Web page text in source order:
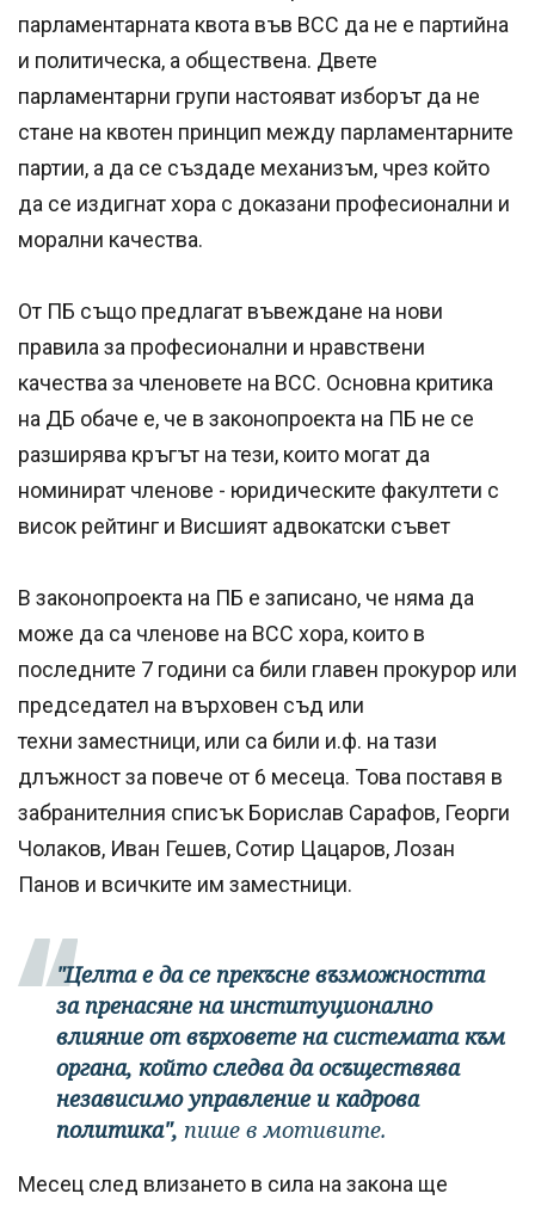
парламентарната квота във ВСС да не е партийна
и политическа, а обществена. Двете
парламентарни групи настояват изборът да не
стане на квотен принцип между парламентарните
партии, а да се създаде механизъм, чрез който
да се издигнат хора с доказани професионални и
морални качества.
От ПБ също предлагат въвеждане на нови
правила за професионални и нравствени
качества за членовете на ВСС. Основна критика
на ДБ обаче е, че в законопроекта на ПБ не се
разширява кръгът на тези, които могат да
номинират членове - юридическите факултети с
висок рейтинг и Висшият адвокатски съвет
В законопроекта на ПБ е записано, че няма да
може да са членове на ВСС хора, които в
последните 7 години са били главен прокурор или
председател на върховен съд или
техни заместници, или са били и.ф. на тази
длъжност за повече от 6 месеца. Това поставя в
забранителния списък Борислав Сарафов, Георги
Чолаков, Иван Гешев, Сотир Цацаров, Лозан
Панов и всичките им заместници.
"Целта е да се прекъсне възможността
за пренасяне на институционално
влияние от върховете на системата към
органа, който следва да осъществява
независимо управление и кадрова
политика", пише в мотивите.
Месец след влизането в сила на закона ще